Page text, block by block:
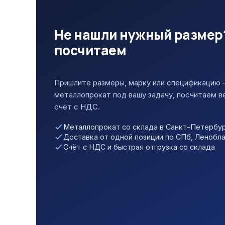
Не нашли нужный
посчитаем
Пришлите размеры, марку или
металлопрокат под вашу задачу, посчитаем
счёт с НДС.
Металлопрокат со склада в Санкт-
Доставка от одной позиции по СПб,
Счёт с НДС и быстрая отгрузка со склада